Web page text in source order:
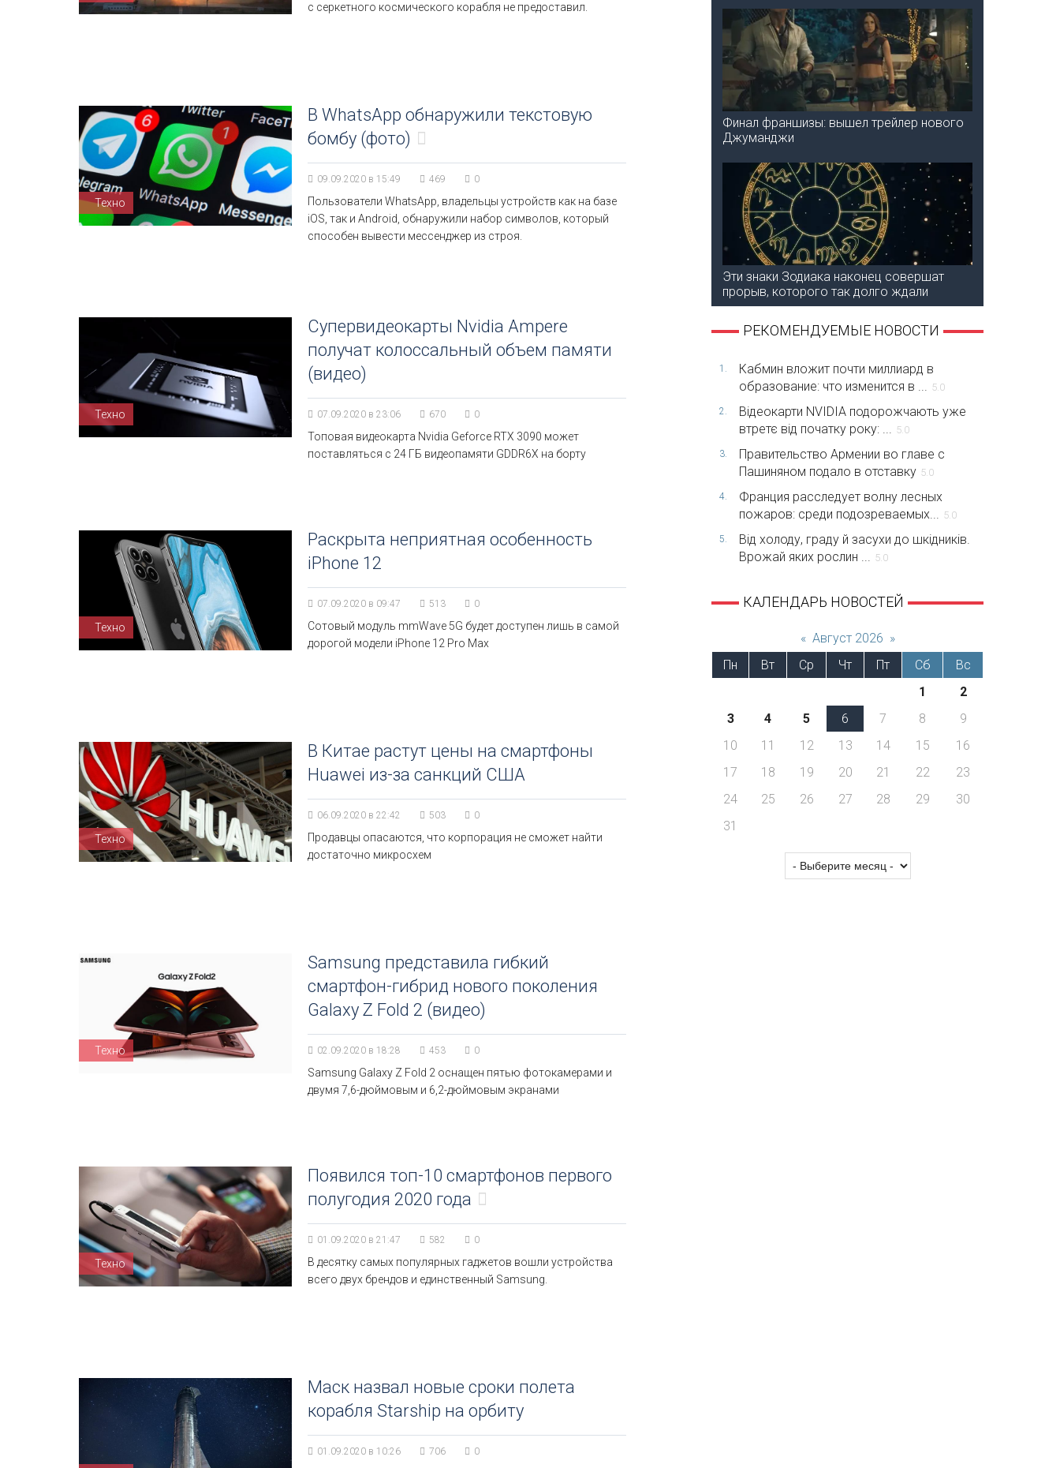
с серкетного космического корабля не предоставил.
Техно
В WhatsApp обнаружили текстовую
бомбу (фото)
09.09.2020 в 15:49 469 0
Пользователи WhatsApp, владельцы устройств как на базе
iOS, так и Android, обнаружили набор символов, который
способен вывести мессенджер из строя.
Техно
Супервидеокарты Nvidia Ampere
получат колоссальный объем памяти
(видео)
07.09.2020 в 23:06 670 0
Топовая видеокарта Nvidia Geforce RTX 3090 может
поставляться с 24 ГБ видеопамяти GDDR6X на борту
Техно
Раскрыта неприятная особенность
iPhone 12
07.09.2020 в 09:47 513 0
Сотовый модуль mmWave 5G будет доступен лишь в самой
дорогой модели iPhone 12 Pro Max
Техно
В Китае растут цены на смартфоны
Huawei из-за санкций США
06.09.2020 в 22:42 503 0
Продавцы опасаются, что корпорация не сможет найти
достаточно микросхем
Техно
Samsung представила гибкий
смартфон-гибрид нового поколения
Galaxy Z Fold 2 (видео)
02.09.2020 в 18:28 453 0
Samsung Galaxy Z Fold 2 оснащен пятью фотокамерами и
двумя 7,6-дюймовым и 6,2-дюймовым экранами
Техно
Появился топ-10 смартфонов первого
полугодия 2020 года
01.09.2020 в 21:47 582 0
В десятку самых популярных гаджетов вошли устройства
всего двух брендов и единственный Samsung.
Маск назвал новые сроки полета
корабля Starship на орбиту
01.09.2020 в 10:26 706 0
Финал франшизы: вышел трейлер нового
Джуманджи
Эти знаки Зодиака наконец совершат
прорыв, которого так долго ждали
РЕКОМЕНДУЕМЫЕ НОВОСТИ
1.
Кабмин вложит почти миллиард в
образование: что изменится в ...
5.0
2.
Відеокарти NVIDIA подорожчають уже
втретє від початку року: ...
5.0
3.
Правительство Армении во главе с
Пашиняном подало в отставку 5.0
4.
Франция расследует волну лесных
пожаров: среди подозреваемых...
5.0
5.
Від холоду, граду й засухи до шкідників.
Врожай яких рослин ...
5.0
КАЛЕНДАРЬ НОВОСТЕЙ
« Август 2026 »
Пн
Вт Ср Чт Пт Сб
Вс
1
2
3
4 5 6 7 8
9
10
11 12 13 14 15
16
17
18 19 20 21 22
23
24
25 26 27 28 29
30
31